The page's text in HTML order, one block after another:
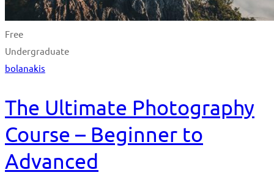
Free
Undergraduate
bolanakis
The Ultimate Photography
Course – Beginner to
Advanced